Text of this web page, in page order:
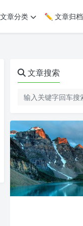
章分类 ✏️ 文章归档
文章搜索